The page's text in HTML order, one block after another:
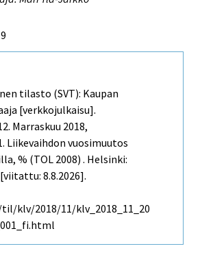
tilasto (SVT): Kaupan
[verkkojulkaisu].
Marraskuu 2018,
Liikevaihdon vuosimuutos
% (TOL 2008) . Helsinki:
8.8.2026].
klv/2018/11/klv_2018_11_20